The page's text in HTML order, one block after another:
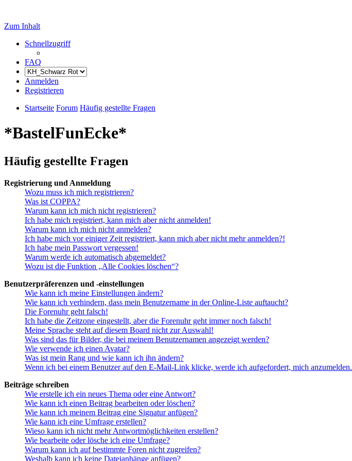
Zum Inhalt
Schnellzugriff
FAQ
Anmelden
Registrieren
Startseite Forum Häufig gestellte Fragen
*BastelFunEcke*
Häufig gestellte Fragen
Registrierung und Anmeldung
Wozu muss ich mich registrieren?
Was ist COPPA?
Warum kann ich mich nicht registrieren?
Ich habe mich registriert, kann mich aber nicht anmelden!
Warum kann ich mich nicht anmelden?
Ich habe mich vor einiger Zeit registriert, kann mich aber nicht mehr anmelden?!
Ich habe mein Passwort vergessen!
Warum werde ich automatisch abgemeldet?
Wozu ist die Funktion „Alle Cookies löschen“?
Benutzerpräferenzen und -einstellungen
Wie kann ich meine Einstellungen ändern?
Wie kann ich verhindern, dass mein Benutzername in der Online-Liste auftaucht?
Die Forenuhr geht falsch!
Ich habe die Zeitzone eingestellt, aber die Forenuhr geht immer noch falsch!
Meine Sprache steht auf diesem Board nicht zur Auswahl!
Was sind das für Bilder, die bei meinem Benutzernamen angezeigt werden?
Wie verwende ich einen Avatar?
Was ist mein Rang und wie kann ich ihn ändern?
Wenn ich bei einem Benutzer auf den E-Mail-Link klicke, werde ich aufgefordert, mich anzumelden.
Beiträge schreiben
Wie erstelle ich ein neues Thema oder eine Antwort?
Wie kann ich einen Beitrag bearbeiten oder löschen?
Wie kann ich meinem Beitrag eine Signatur anfügen?
Wie kann ich eine Umfrage erstellen?
Wieso kann ich nicht mehr Antwortmöglichkeiten erstellen?
Wie bearbeite oder lösche ich eine Umfrage?
Warum kann ich auf bestimmte Foren nicht zugreifen?
Weshalb kann ich keine Dateianhänge anfügen?